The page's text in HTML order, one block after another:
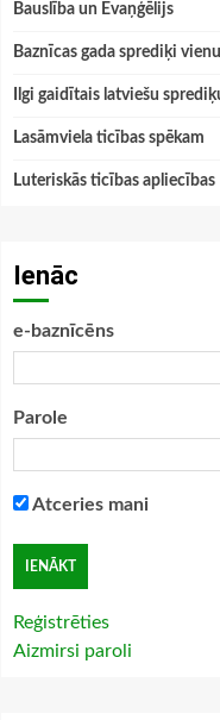
Bauslība un Evaņģēlijs
Baznīcas gada sprediķi
Ilgi gaidītais latviešu
Lasāmviela ticības spēkam
Luteriskās ticības apliecības
Ienāc
e-baznīcēns
Parole
Atceries mani
Reģistrēties
Aizmirsi paroli